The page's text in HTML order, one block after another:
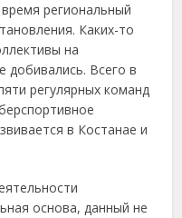
региональный
Каких-то
на
добивались. Всего в
регулярных команд
в Костанае и
основа, данный не